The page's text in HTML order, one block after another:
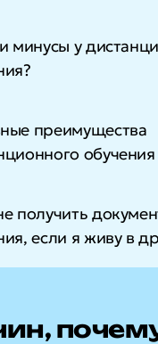
минусы у
преимущества
обучения
получить
если я живу в